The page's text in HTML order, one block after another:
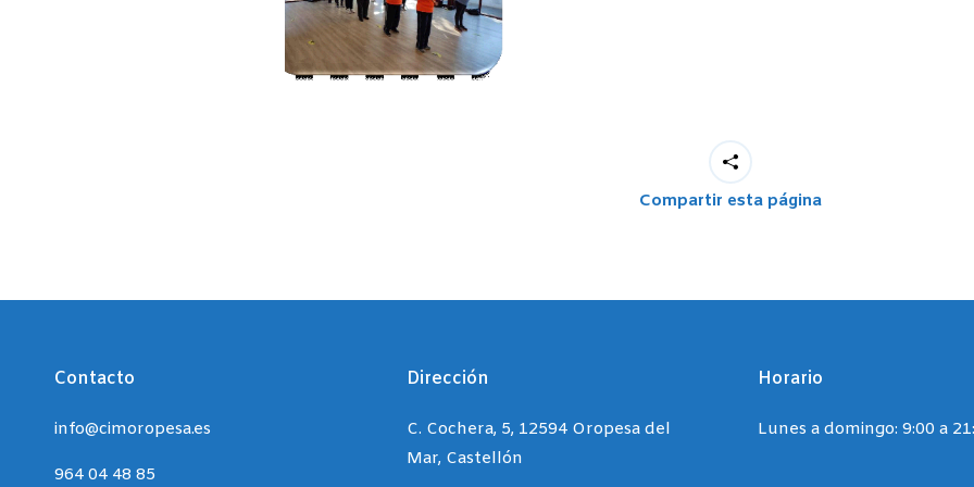
Compartir esta página
Contacto
info@cimoropesa.es
964 04 48 85
Dirección
C. Cochera, 5, 12594 Oropesa del
Mar, Castellón
Horario
Lunes a domingo: 9:00 a